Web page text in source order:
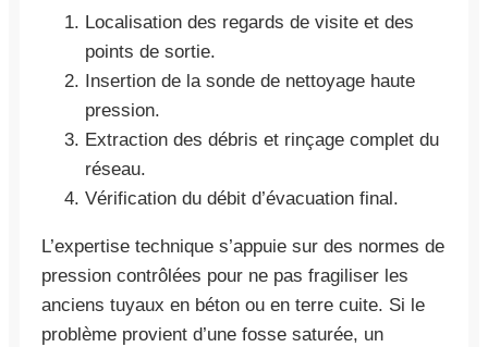
Localisation des regards de visite et des
points de sortie.
Insertion de la sonde de nettoyage haute
pression.
Extraction des débris et rinçage complet du
réseau.
Vérification du débit d’évacuation final.
L’expertise technique s’appuie sur des normes de
pression contrôlées pour ne pas fragiliser les
anciens tuyaux en béton ou en terre cuite. Si le
problème provient d’une fosse saturée, un